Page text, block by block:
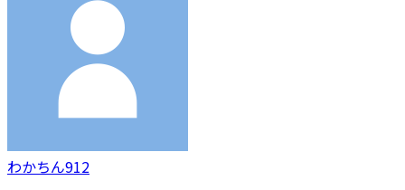
わかちん912